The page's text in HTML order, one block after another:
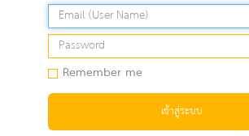
Remember me
เข้าสู่ระบบ